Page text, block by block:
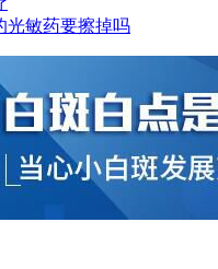
光敏药要擦掉吗